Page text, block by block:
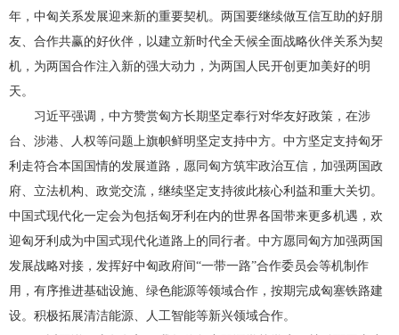
年，中匈关系发展迎来新的重要契机。两国要继续做互信互助的好朋
友、合作共赢的好伙伴，以建立新时代全天候全面战略伙伴关系为契
机，为两国合作注入新的强大动力，为两国人民开创更加美好的明
天。
习近平强调，中方赞赏匈方长期坚定奉行对华友好政策，在涉
台、涉港、人权等问题上旗帜鲜明坚定支持中方。中方坚定支持匈牙
利走符合本国国情的发展道路，愿同匈方筑牢政治互信，加强两国政
府、立法机构、政党交流，继续坚定支持彼此核心利益和重大关切。
中国式现代化一定会为包括匈牙利在内的世界各国带来更多机遇，欢
迎匈牙利成为中国式现代化道路上的同行者。中方愿同匈方加强两国
发展战略对接，发挥好中匈政府间“一带一路”合作委员会等机制作
用，有序推进基础设施、绿色能源等领域合作，按期完成匈塞铁路建
设。积极拓展清洁能源、人工智能等新兴领域合作。